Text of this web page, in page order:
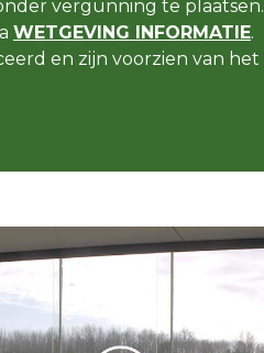
vergunning te plaatsen.
WETGEVING INFORMATIE.
en zijn voorzien van het